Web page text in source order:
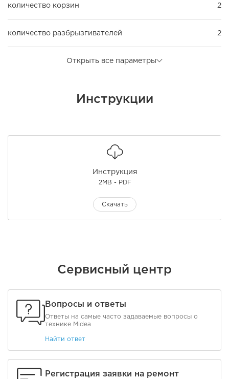
количество корзин 2
количество разбрызгивателей 2
Открыть все параметры
Инструкции
Инструкция
2MB - PDF
Скачать
Сервисный центр
Вопросы и ответы
Ответы на самые часто задаваемые вопросы о
технике Midea
Найти ответ
Регистрация заявки на ремонт